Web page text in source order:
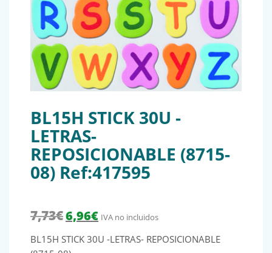
BL15H STICK 30U -
LETRAS-
REPOSICIONABLE (8715-
08) Ref:417595
7,73€ El precio original era: 7,73€.
6,96€El precio actual es: 6,96€.
IVA no incluidos
BL15H STICK 30U -LETRAS- REPOSICIONABLE